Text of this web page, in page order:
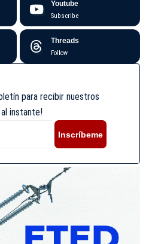
Youtube
Subscribe
Threads
Follow
para recibir nuestros
instante!
Inscríbeme